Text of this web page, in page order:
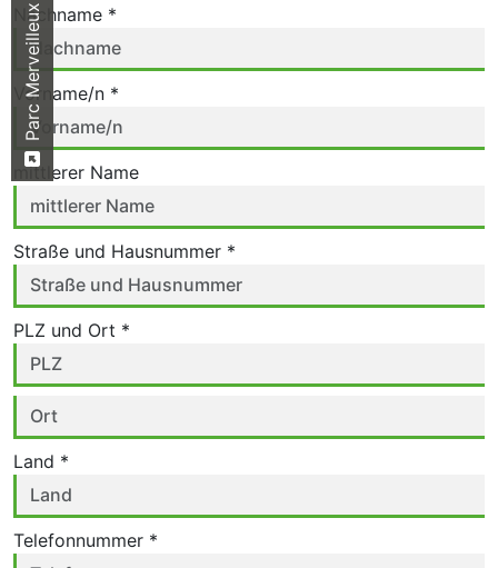
Nachname *
Vorname/n *
mittlerer Name
Straße und Hausnummer *
PLZ und Ort *
Land *
Telefonnummer *
Parc Merveilleux